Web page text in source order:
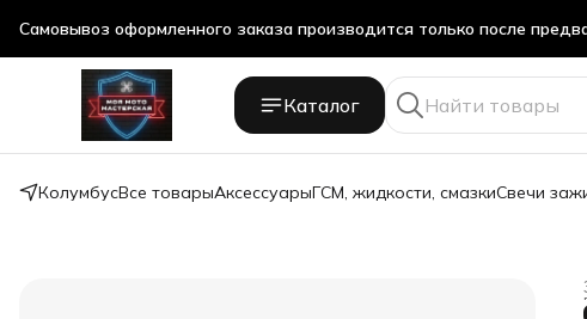
Каталог
КолумбусВсе товарыАксессуарыГСМ, жидкости, смазкиСвечи